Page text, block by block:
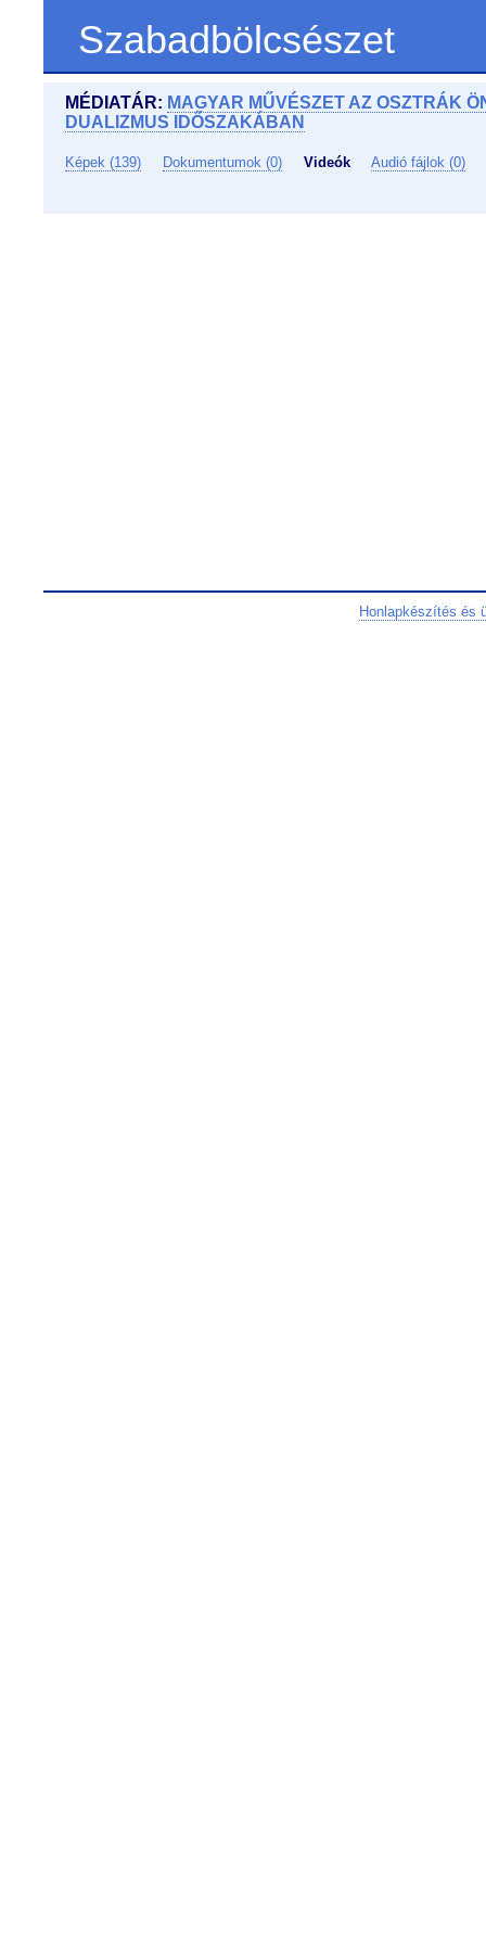
Szabadbölcsészet
MÉDIATÁR: MAGYAR MŰVÉSZET AZ OSZTRÁK
DUALIZMUS IDŐSZAKÁBAN
Képek (139) Dokumentumok (0) Videók Audió fájlok (0)
Honlapkészítés és